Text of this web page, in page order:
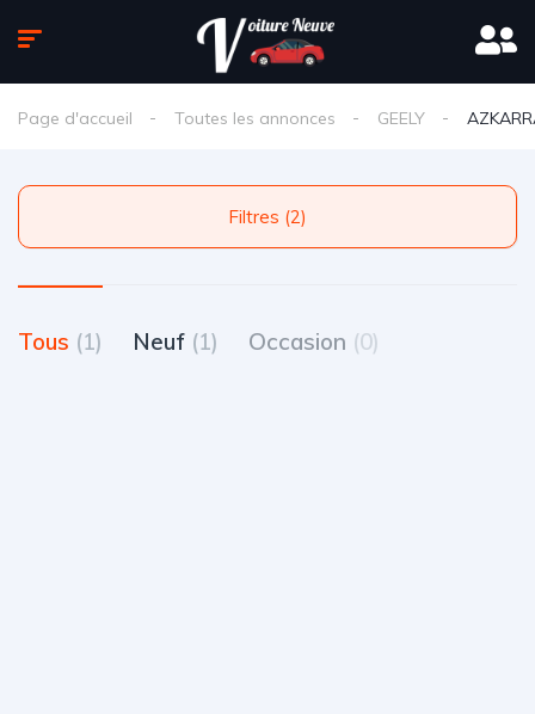
Page d'accueil Toutes les annonces GEELY
Filtres (2)
Tous (1) Neuf (1) Occasion (0)